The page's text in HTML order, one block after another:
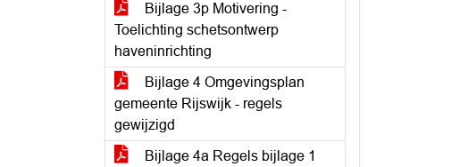
Bijlage 3p Motivering -
Toelichting schetsontwerp
haveninrichting
Bijlage 4 Omgevingsplan
gemeente Rijswijk - regels
gewijzigd
Bijlage 4a Regels bijlage 1